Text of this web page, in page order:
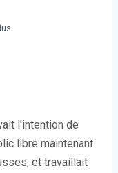
l'intention de
libre maintenant
et travaillait